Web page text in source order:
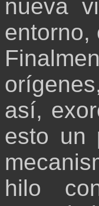
nueva
entorno,
así,
esto un
hilo